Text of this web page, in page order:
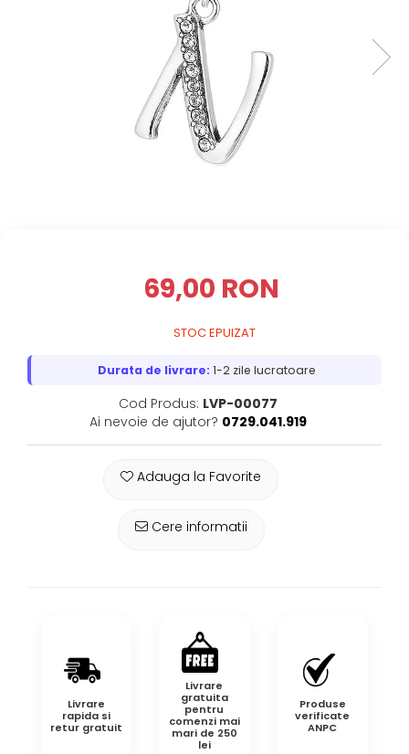
69,00 RON
STOC EPUIZAT
Durata de livrare: 1-2 zile lucratoare
Cod Produs: LVP-00077
Ai nevoie de ajutor? 0729.041.919
Adauga la Favorite
Cere informatii
Livrare
rapida si
retur gratuit
Livrare
gratuita
pentru
comenzi mai
mari de 250
lei
Produse
verificate
ANPC